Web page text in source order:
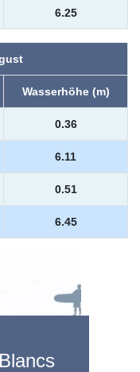
6.25
Wasserhöhe (m)
0.36
6.11
0.51
6.45